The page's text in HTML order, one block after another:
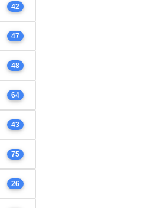
42
47
48
64
43
75
26